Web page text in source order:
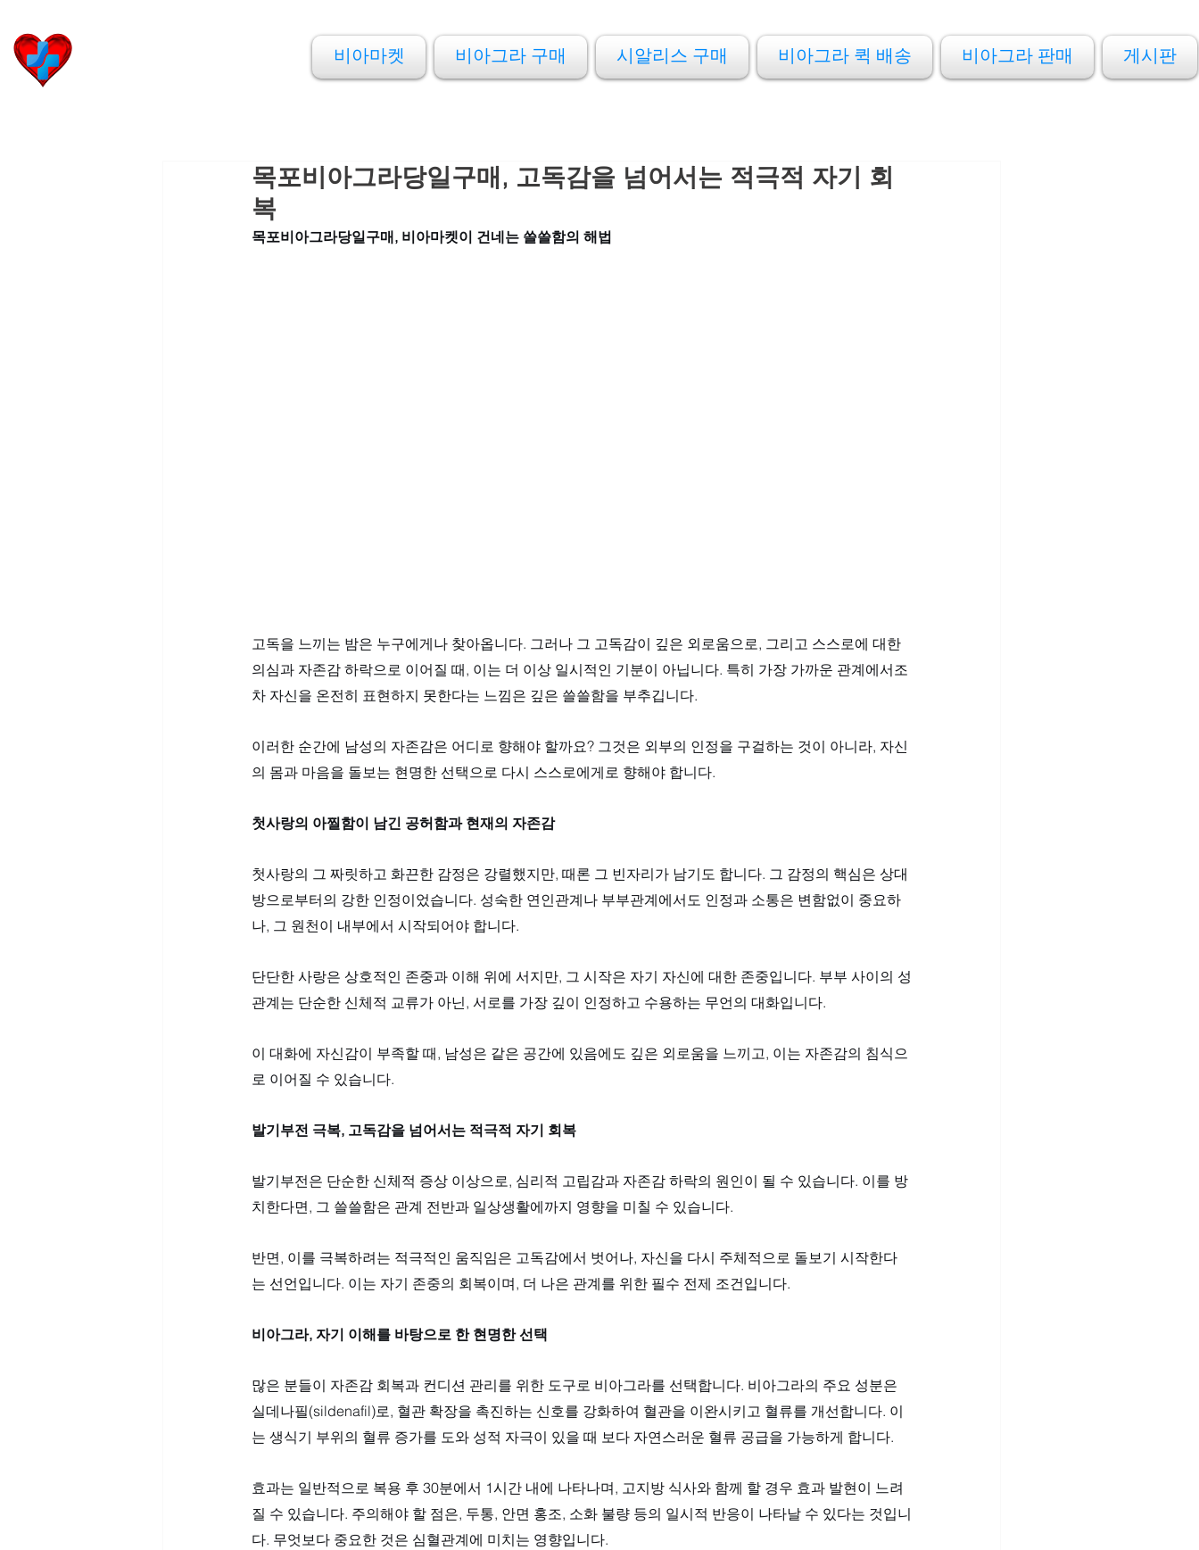
비아마켓 비아그라 구매 시알리스 구매 비아그라 퀵 배송 비아그라 판매 게시판
목포비아그라당일구매, 고독감을 넘어서는 적극적 자기 회
복
목포비아그라당일구매, 비아마켓이 건네는 쓸쓸함의 해법
고독을 느끼는 밤은 누구에게나 찾아옵니다. 그러나 그 고독감이 깊은 외로움으로, 그리고 스스로에 대한
의심과 자존감 하락으로 이어질 때, 이는 더 이상 일시적인 기분이 아닙니다. 특히 가장 가까운 관계에서조
차 자신을 온전히 표현하지 못한다는 느낌은 깊은 쓸쓸함을 부추깁니다.
이러한 순간에 남성의 자존감은 어디로 향해야 할까요? 그것은 외부의 인정을 구걸하는 것이 아니라, 자신
의 몸과 마음을 돌보는 현명한 선택으로 다시 스스로에게로 향해야 합니다.
첫사랑의 아찔함이 남긴 공허함과 현재의 자존감
첫사랑의 그 짜릿하고 화끈한 감정은 강렬했지만, 때론 그 빈자리가 남기도 합니다. 그 감정의 핵심은 상대
방으로부터의 강한 인정이었습니다. 성숙한 연인관계나 부부관계에서도 인정과 소통은 변함없이 중요하
나, 그 원천이 내부에서 시작되어야 합니다.
단단한 사랑은 상호적인 존중과 이해 위에 서지만, 그 시작은 자기 자신에 대한 존중입니다. 부부 사이의 성
관계는 단순한 신체적 교류가 아닌, 서로를 가장 깊이 인정하고 수용하는 무언의 대화입니다.
이 대화에 자신감이 부족할 때, 남성은 같은 공간에 있음에도 깊은 외로움을 느끼고, 이는 자존감의 침식으
로 이어질 수 있습니다.
발기부전 극복, 고독감을 넘어서는 적극적 자기 회복
발기부전은 단순한 신체적 증상 이상으로, 심리적 고립감과 자존감 하락의 원인이 될 수 있습니다. 이를 방
치한다면, 그 쓸쓸함은 관계 전반과 일상생활에까지 영향을 미칠 수 있습니다.
반면, 이를 극복하려는 적극적인 움직임은 고독감에서 벗어나, 자신을 다시 주체적으로 돌보기 시작한다
는 선언입니다. 이는 자기 존중의 회복이며, 더 나은 관계를 위한 필수 전제 조건입니다.
비아그라, 자기 이해를 바탕으로 한 현명한 선택
많은 분들이 자존감 회복과 컨디션 관리를 위한 도구로 비아그라를 선택합니다. 비아그라의 주요 성분은
실데나필(sildenafil)로, 혈관 확장을 촉진하는 신호를 강화하여 혈관을 이완시키고 혈류를 개선합니다. 이
는 생식기 부위의 혈류 증가를 도와 성적 자극이 있을 때 보다 자연스러운 혈류 공급을 가능하게 합니다.
효과는 일반적으로 복용 후 30분에서 1시간 내에 나타나며, 고지방 식사와 함께 할 경우 효과 발현이 느려
질 수 있습니다. 주의해야 할 점은, 두통, 안면 홍조, 소화 불량 등의 일시적 반응이 나타날 수 있다는 것입니
다. 무엇보다 중요한 것은 심혈관계에 미치는 영향입니다.